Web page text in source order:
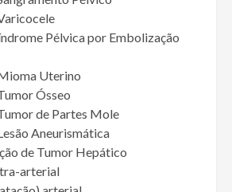
Pélvica por Embolização
Uterino
Ósseo
de Partes Mole
Aneurismática
de Tumor Hepático
arterial